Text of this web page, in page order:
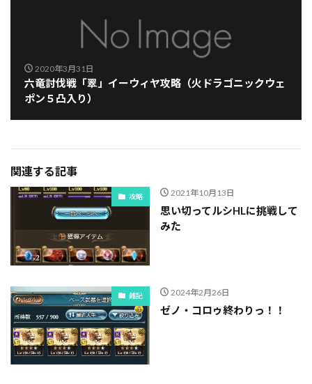
2020年3月31日
六竜討伐戦「翠」イーウィヤ攻略（火ドラゴニックウェ
ポン５凸入り）
関連する記事
攻略 2021年10月13日
思い切ってルシHLに挑戦して
みた
雑記 2024年2月26日
ゼノ・コロゥ終わりっ！！